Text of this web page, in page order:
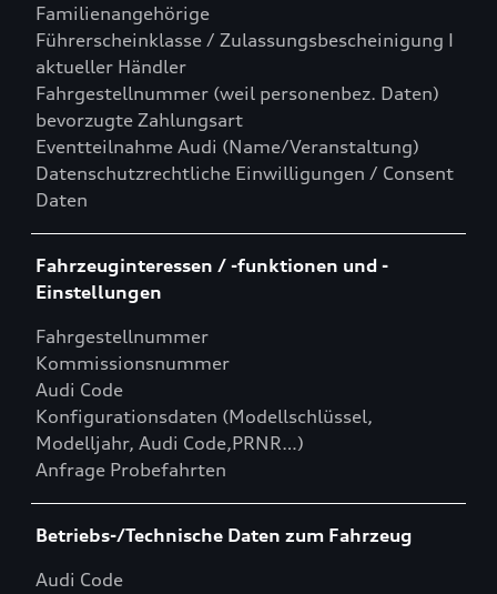
Familienangehörige
Führerscheinklasse / Zulassungsbescheinigung I
aktueller Händler
Fahrgestellnummer (weil personenbez. Daten)
bevorzugte Zahlungsart
Eventteilnahme Audi (Name/Veranstaltung)
Datenschutzrechtliche Einwilligungen / Consent
Daten
Fahrzeuginteressen / -funktionen und -
Einstellungen
Fahrgestellnummer
Kommissionsnummer
Audi Code
Konfigurationsdaten (Modellschlüssel,
Modelljahr, Audi Code,PRNR…)
Anfrage Probefahrten
Betriebs-/Technische Daten zum Fahrzeug
Audi Code